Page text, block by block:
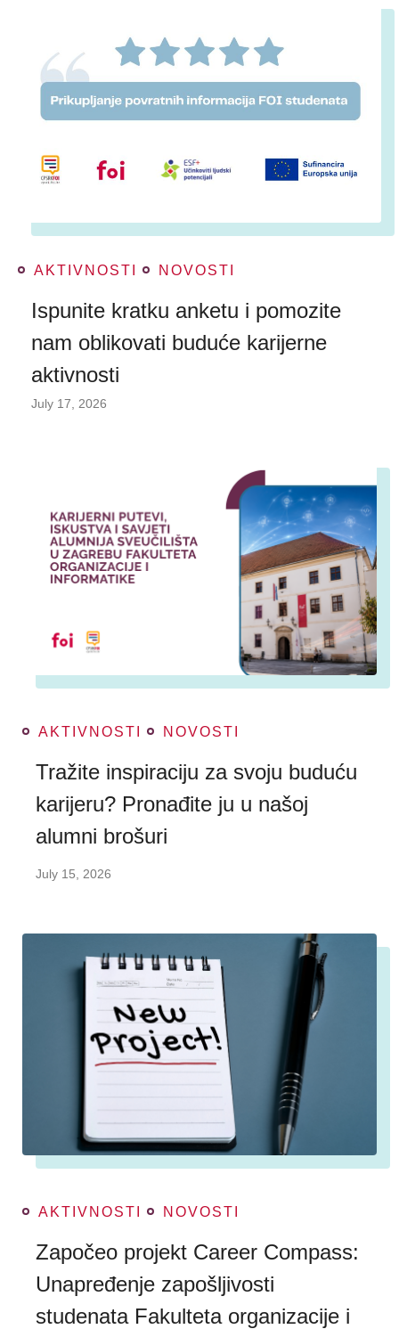
AKTIVNOSTI NOVOSTI
Ispunite kratku anketu i pomozite
nam oblikovati buduće karijerne
aktivnosti
July 17, 2026
AKTIVNOSTI NOVOSTI
Tražite inspiraciju za svoju buduću
karijeru? Pronađite ju u našoj
alumni brošuri
July 15, 2026
AKTIVNOSTI NOVOSTI
Započeo projekt Career Compass:
Unapređenje zapošljivosti
studenata Fakulteta organizacije i